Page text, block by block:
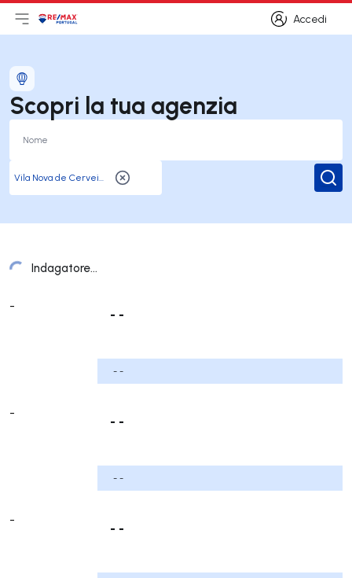
Accedi
Accedi
Apri il menu principale
LogoVai alla homepage
Scopri la tua agenzia
Indagatore...
Elenco Uffici
-
- -
- -
-
- -
- -
-
- -